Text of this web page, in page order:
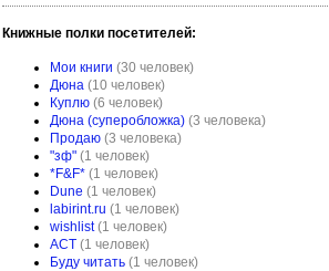
Книжные полки посетителей:
Мои книги (30 человек)
Дюна (10 человек)
Куплю (6 человек)
Дюна (суперобложка) (3 человека)
Продаю (3 человека)
"зф" (1 человек)
*F&F* (1 человек)
Dune (1 человек)
labirint.ru (1 человек)
wishlist (1 человек)
АСТ (1 человек)
Буду читать (1 человек)